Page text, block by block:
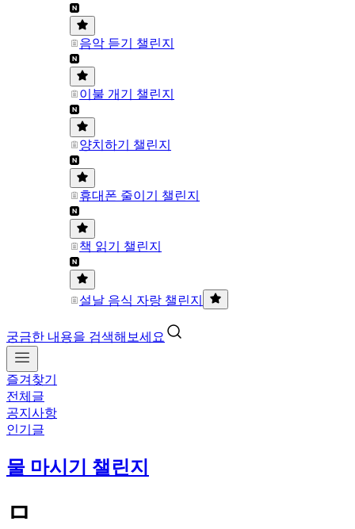
음악 듣기 챌린지
이불 개기 챌린지
양치하기 챌린지
휴대폰 줄이기 챌린지
책 읽기 챌린지
설날 음식 자랑 챌린지
궁금한 내용을 검색해보세요
즐겨찾기
전체글
공지사항
인기글
물 마시기 챌린지
ㅁ